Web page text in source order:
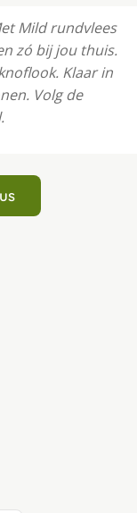
Mild rundvlees
zó bij jou thuis.
Klaar in
Volg de